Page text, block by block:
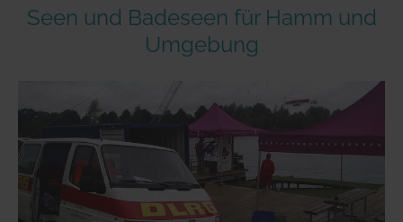
Ausgefallenes
Hundefreundliche Unterkünfte
Glamping
Top Seen nach Bundesländern
Deutschlands Lieblingsseen
Seen in Europa
Österreich
Schweiz
Frankreich
Seen und Badeseen für Hamm und
Umgebung